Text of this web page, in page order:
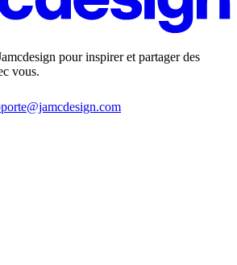
pour inspirer et partager des
vous.